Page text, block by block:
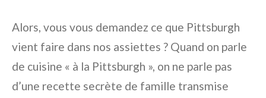
Alors, vous vous demandez ce que Pittsburgh
vient faire dans nos assiettes ? Quand on parle
de cuisine « à la Pittsburgh », on ne parle pas
d’une recette secrète de famille transmise